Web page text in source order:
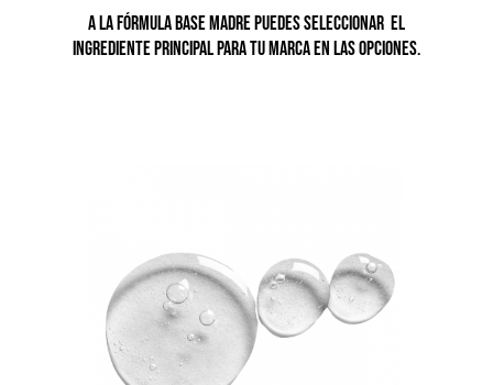
A la Fórmula base madre puedes seleccionar el
ingrediente principal para tu marca en las opciones.